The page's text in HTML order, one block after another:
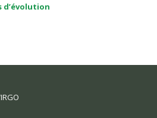
d’évolution